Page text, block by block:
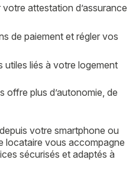
attestation d’assurance
de paiement et régler vos
liés à votre logement
offre plus d’autonomie, de
votre smartphone ou
locataire vous accompagne
sécurisés et adaptés à